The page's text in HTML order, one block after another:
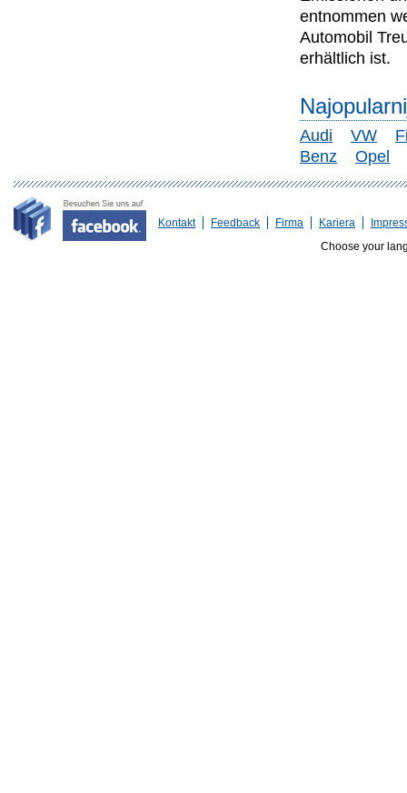
entnommen
Automobil
erhältlich ist.
Audi VW
Benz
Opel
Kontakt Feedback Firma Kariera
Choose your